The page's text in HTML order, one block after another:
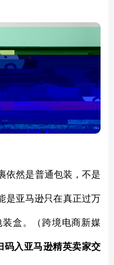
依然是普通包装，不是
是亚马逊只在真正过万
盒。 （跨境电商新媒
码入亚马逊精英卖家交